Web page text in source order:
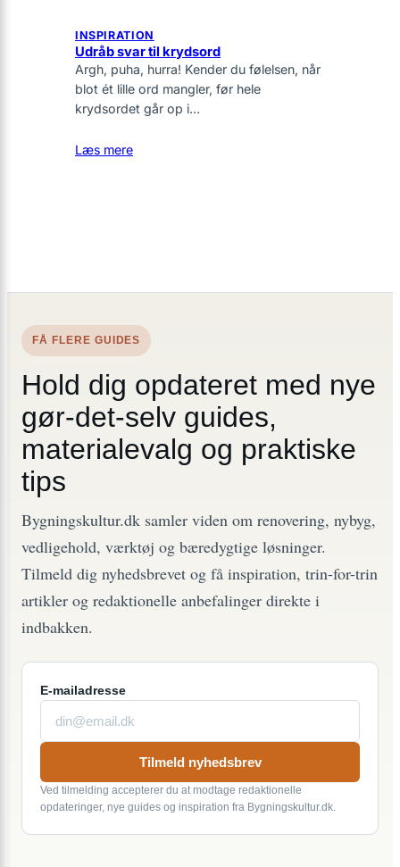
INSPIRATION
Udråb svar til krydsord
Argh, puha, hurra! Kender du følelsen, når
blot ét lille ord mangler, før hele
krydsordet går op i…
Læs mere
FÅ FLERE GUIDES
Hold dig opdateret med nye
gør-det-selv guides,
materialevalg og praktiske
tips
Bygningskultur.dk samler viden om renovering, nybyg,
vedligehold, værktøj og bæredygtige løsninger.
Tilmeld dig nyhedsbrevet og få inspiration, trin-for-trin
artikler og redaktionelle anbefalinger direkte i
indbakken.
E-mailadresse
Tilmeld nyhedsbrev
Ved tilmelding accepterer du at modtage redaktionelle
opdateringer, nye guides og inspiration fra Bygningskultur.dk.